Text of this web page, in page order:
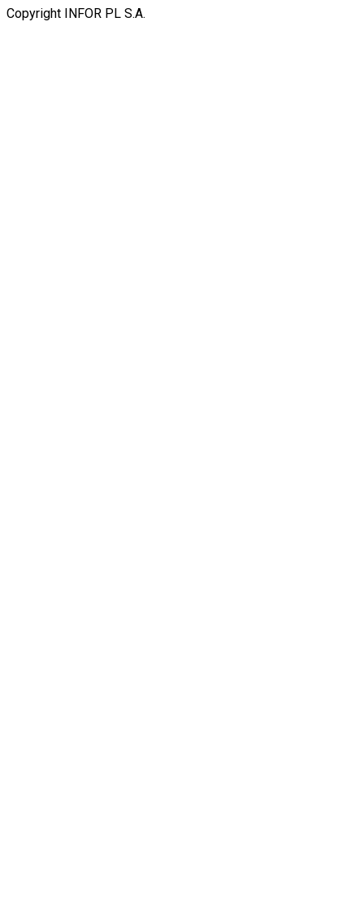
Copyright INFOR PL S.A.